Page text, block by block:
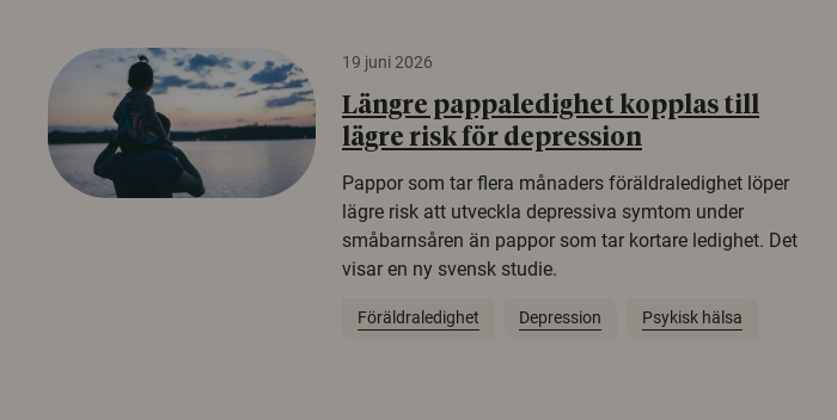
19 juni 2026
Längre pappaledighet kopplas till
lägre risk för depression
Pappor som tar flera månaders föräldraledighet löper
lägre risk att utveckla depressiva symtom under
småbarnsåren än pappor som tar kortare ledighet. Det
visar en ny svensk studie.
Föräldraledighet Depression Psykisk hälsa